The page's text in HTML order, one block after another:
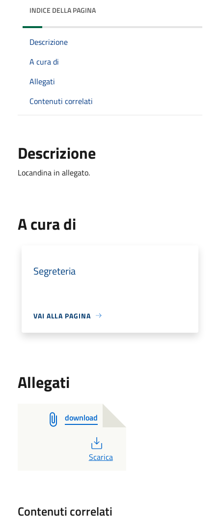
INDICE DELLA PAGINA
Descrizione
A cura di
Allegati
Contenuti correlati
Descrizione
Locandina in allegato.
A cura di
Segreteria
VAI ALLA PAGINA
Allegati
download
PDF
Scarica
Contenuti correlati